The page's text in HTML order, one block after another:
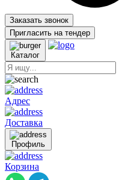
Заказать звонок
Пригласить на тендер
Каталог
Адрес
Доставка
Профиль
Корзина